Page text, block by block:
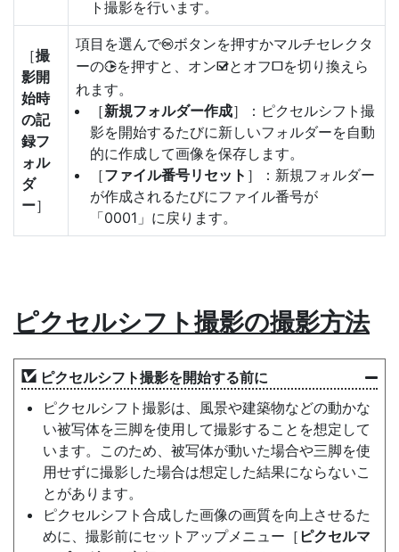
ト撮影を行います。
［撮
影開
始時
の記
録フ
ォル
ダ
ー］
項目を選んでJボタンを押すかマルチセレクタ
ーの2を押すと、オンMとオフUを切り換えら
れます。
［新規フォルダー作成］：ピクセルシフト撮
影を開始するたびに新しいフォルダーを自動
的に作成して画像を保存します。
［ファイル番号リセット ］：新規フォルダー
が作成されるたびにファイル番号が
「0001」に戻ります。
ピクセルシフト撮影の撮影方法
ピクセルシフト撮影を開始する前に
ピクセルシフト撮影は、風景や建築物などの動かな
い被写体を三脚を使用して撮影することを想定して
います。このため、被写体が動いた場合や三脚を使
用せずに撮影した場合は想定した結果にならないこ
とがあります。
ピクセルシフト合成した画像の画質を向上させるた
めに、撮影前にセットアップメニュー［ ピクセルマ